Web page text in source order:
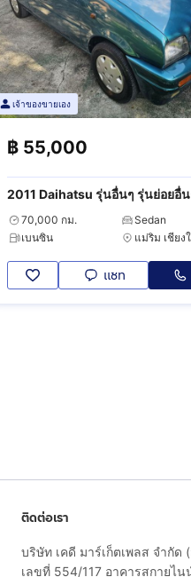
เจ้าของขายเอง
฿ 55,000
2011 Daihatsu รุ่นอื่นๆ รุ่นย่อยอื่
70,000 กม.
Sedan
เบนซิน
แม่ริม เชียง
แชท
ติดต่อเรา
บริษัท เคดี มาร์เก็ตเพลส จำกัด
เลขที่ 554/117 อาคารสกายไ